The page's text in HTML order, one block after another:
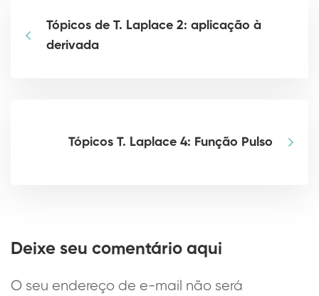
Tópicos de T. Laplace 2: aplicação à
derivada
Tópicos T. Laplace 4: Função Pulso
Deixe seu comentário aqui
O seu endereço de e-mail não será